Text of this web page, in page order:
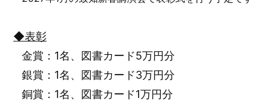
◆表彰
金賞：1名、図書カード5万円分
銀賞：1名、図書カード3万円分
銅賞：1名、図書カード1万円分